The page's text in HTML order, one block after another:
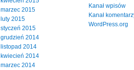
marzec 2015
luty 2015
styczeń 2015
grudzień 2014
listopad 2014
kwiecień 2014
marzec 2014
Kanał wpisów
Kanał
WordPress.org